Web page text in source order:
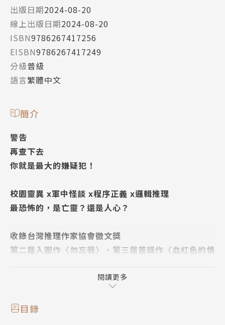
出版日期2024-08-20
線上出版日期2024-08-20
ISBN9786267417256
EISBN9786267417249
分級普級
語言繁體中文
簡介
警告
再查下去
你就是最大的嫌疑犯！
校園靈異 x軍中怪談 x程序正義 x邏輯推理
最恐怖的，是亡靈？還是人心？
收錄台灣推理作家協會徵文獎
第二屆入圍作〈勿忘我〉、第三屆首獎作〈血紅色的情
2024全新創作〈紋面惡靈〉、〈碧海演習〉
如果你在這裡打瞌睡，就會被死去的亡靈纏上。
閱讀更多
目錄